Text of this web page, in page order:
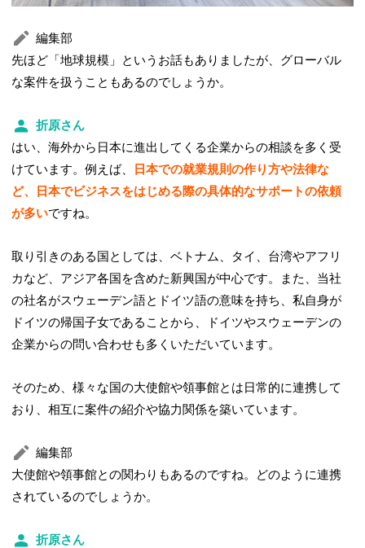
編集部
先ほど「地球規模」というお話もありましたが、グローバル
な案件を扱うこともあるのでしょうか。
折原さん
はい、海外から日本に進出してくる企業からの相談を多く受
けています。例えば、
日本での就業規則の作り方や法律な
ど、日本でビジネスをはじめる際の具体的なサポートの依頼
が多いですね。
取り引きのある国としては、ベトナム、タイ、台湾やアフリ
カなど、アジア各国を含めた新興国が中心です。また、当社
の社名がスウェーデン語とドイツ語の意味を持ち、私自身が
ドイツの帰国子女であることから、ドイツやスウェーデンの
企業からの問い合わせも多くいただいています。
そのため、様々な国の大使館や領事館とは日常的に連携して
おり、相互に案件の紹介や協力関係を築いています。
編集部
大使館や領事館との関わりもあるのですね。どのように連携
されているのでしょうか。
折原さん